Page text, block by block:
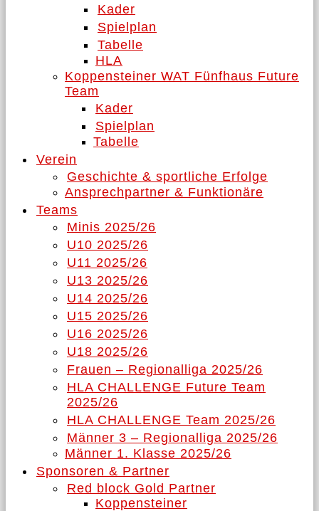
Kader
Spielplan
Tabelle
HLA
Koppensteiner WAT Fünfhaus Future
Team
Kader
Spielplan
Tabelle
Verein
Geschichte & sportliche Erfolge
Ansprechpartner & Funktionäre
Teams
Minis 2025/26
U10 2025/26
U11 2025/26
U13 2025/26
U14 2025/26
U15 2025/26
U16 2025/26
U18 2025/26
Frauen – Regionalliga 2025/26
HLA CHALLENGE Future Team
2025/26
HLA CHALLENGE Team 2025/26
Männer 3 – Regionalliga 2025/26
Männer 1. Klasse 2025/26
Sponsoren & Partner
Red block Gold Partner
Koppensteiner